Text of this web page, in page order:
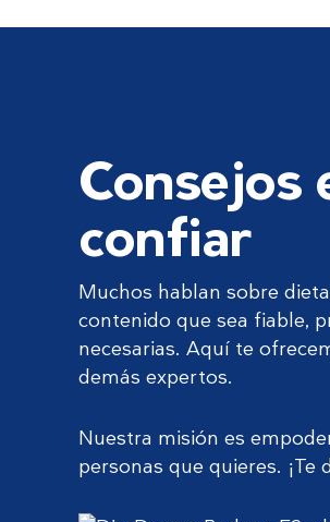
Consejos
confiar
Muchos hablan sobre
contenido que sea fiable,
necesarias. Aquí te
demás expertos.
Nuestra misión es
personas que quieres.